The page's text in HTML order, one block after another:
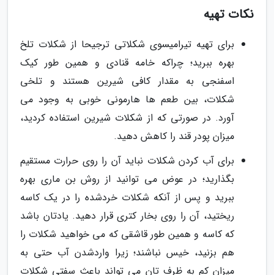
نکات تهیه
برای تهیه تیرامیسوی شکلاتی ترجیحا از شکلات تلخ
بهره ببرید؛ چراکه خامه قنادی و همین طور کیک
اسفنجی به مقدار کافی شیرین هستند و تلخی
شکلات، بین طعم ها هارمونی خوبی به وجود می
آورد. در صورتی که از شکلات شیرین استفاده کردید،
میزان پودر قند را کاهش دهید.
برای آب کردن شکلات نباید آن را روی حرارت مستقیم
بگذارید؛ در عوض می توانید از روش بن ماری بهره
ببرید و پس از آنکه شکلات خردشده را در یک کاسه
ریختید، آن را روی بخار کتری قرار دهید. یادتان باشد
که کاسه و همین طور قاشقی که می خواهید شکلات را
هم بزنید، خیس نباشند؛ زیرا واردشدن آب حتی به
میزان کم به ظرف تان می تواند باعث سفتی شکلات